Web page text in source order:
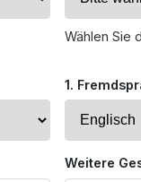
Wählen Sie
1.
Weitere